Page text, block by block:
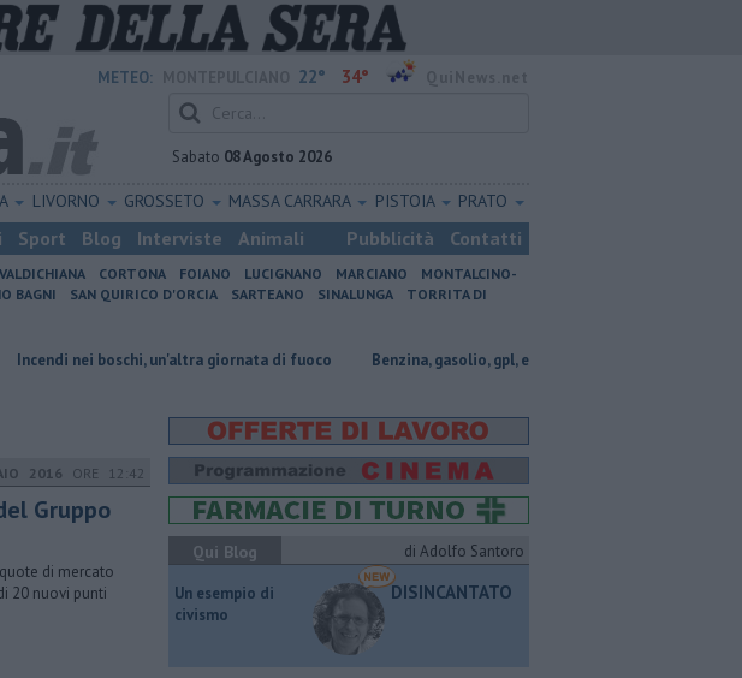
METEO: 22° 34°
Sabato 08 Agosto 2026
LIVORNO GROSSETO MASSA CARRARA PISTOIA PRATO
Sport Blog Interviste Animali Pubblicità Contatti
CORTONA FOIANO LUCIGNANO MARCIANO
MONTALCINO-
BAGNI SAN QUIRICO D'ORCIA SARTEANO SINALUNGA
TORRITA DI
un'altra giornata di fuoco ​Benzina, gasolio, gpl, ecco dove risparmiare
2016 ORE 12:42
Gruppo
di mercato
20 nuovi punti
Qui Blog di Adolfo Santoro
​Un esempio di
civismo
DISINCANTATO